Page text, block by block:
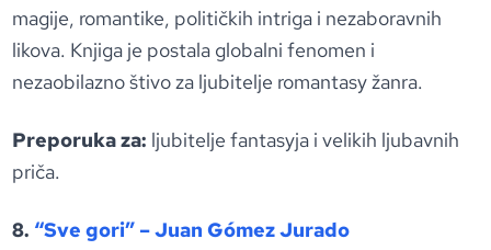
magije, romantike, političkih intriga i nezaboravnih
likova. Knjiga je postala globalni fenomen i
nezaobilazno štivo za ljubitelje romantasy žanra.
Preporuka za: ljubitelje fantasyja i velikih ljubavnih
priča.
8. “Sve gori” – Juan Gómez Jurado